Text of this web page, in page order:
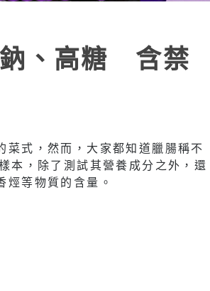
鈉、高糖 含禁
菜式，然而，大家都知道臘腸稱不
本，除了測試其營養成分之外，還
等物質的含量。